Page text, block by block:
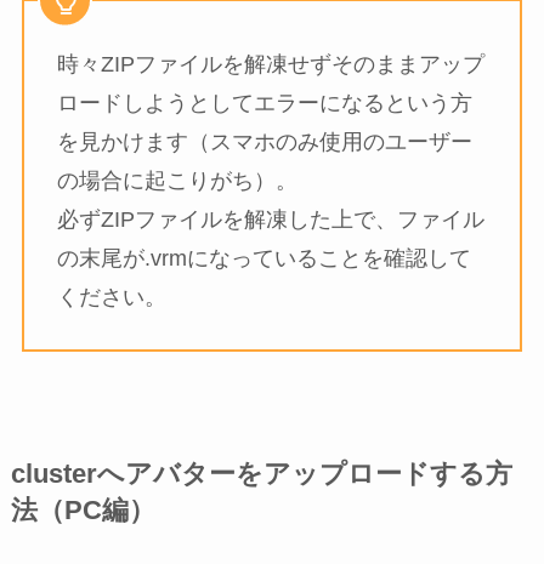
時々ZIPファイルを解凍せずそのままアップ
ロードしようとしてエラーになるという方
を見かけます（スマホのみ使用のユーザー
の場合に起こりがち）。
必ずZIPファイルを解凍した上で、ファイル
の末尾が.vrmになっていることを確認して
ください。
clusterへアバターをアップロードする方
法（PC編）